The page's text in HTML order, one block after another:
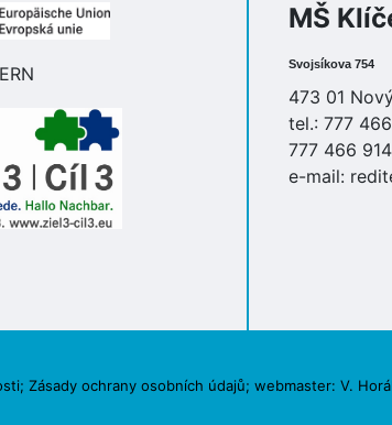
MŠ
Svojsíkova 754
473 01
tel.: 777
777 466 914
e-mail:
; Zásady ochrany osobních údajů; webmaster: V.